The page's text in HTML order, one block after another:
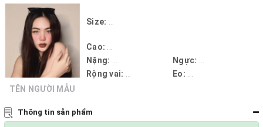
TÊN NGƯỜI MẪU
Size:
Cao:
Nặng:
Ngực:
Rộng vai:
Eo:
Thông tin sản phẩm